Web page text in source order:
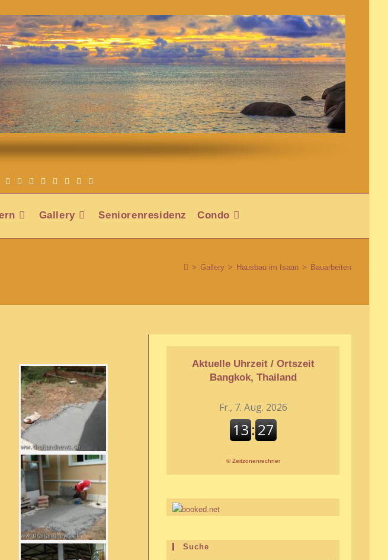
Gallery Seniorenresidenz Condo
> Gallery > Hausbau im Isaan > Bauarbeiten
Aktuelle Uhrzeit / Ortszeit
Bangkok, Thailand
©Zeitzonenrechner
Suche